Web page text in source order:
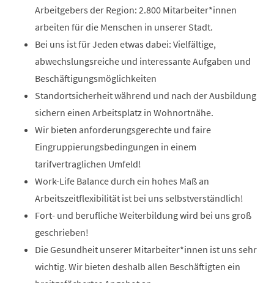
Arbeitgebers der Region: 2.800 Mitarbeiter*innen
arbeiten für die Menschen in unserer Stadt.
Bei uns ist für Jeden etwas dabei: Vielfältige,
abwechslungsreiche und interessante Aufgaben und
Beschäftigungsmöglichkeiten
Standortsicherheit während und nach der Ausbildung
sichern einen Arbeitsplatz in Wohnortnähe.
Wir bieten anforderungsgerechte und faire
Eingruppierungsbedingungen in einem
tarifvertraglichen Umfeld!
Work-Life Balance durch ein hohes Maß an
Arbeitszeitflexibilität ist bei uns selbstverständlich!
Fort- und berufliche Weiterbildung wird bei uns groß
geschrieben!
Die Gesundheit unserer Mitarbeiter*innen ist uns sehr
wichtig. Wir bieten deshalb allen Beschäftigten ein